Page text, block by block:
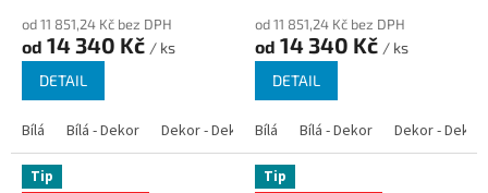
od 11 851,24 Kč bez DPH
od 14 340 Kč / ks
DETAIL
Bílá Bílá - Dekor Dekor - Dekor Bílá - Antracit Bílá - Zlatý dub
od 11 851,24 Kč bez DPH
od 14 340 Kč / ks
DETAIL
Bílá Bílá - Dekor Dekor - Dekor
Tip
Tip